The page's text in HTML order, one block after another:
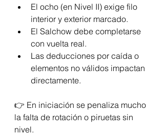
El ocho (en Nivel II) exige filo
interior y exterior marcado.
El Salchow debe completarse
con vuelta real.
Las deducciones por caída o
elementos no válidos impactan
directamente.
👉 En iniciación se penaliza mucho
la falta de rotación o piruetas sin
nivel.